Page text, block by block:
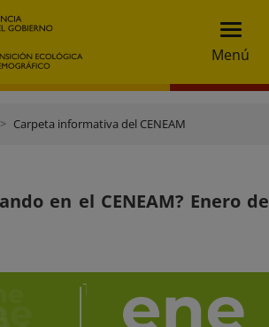
Menú
Carpeta informativa del CENEAM
en el CENEAM? Enero de